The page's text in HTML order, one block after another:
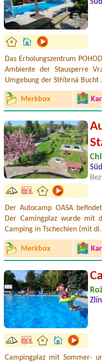
Das Erholungszentrum
Ambiente der Stausperre
Umgebung der Stříbrná Bucht
Merkbox
Der Autocamp OASA
Der Camingplaz wurde mit
Camping in Tschechien (mit
Merkbox
Campingplaz mit Sommer-